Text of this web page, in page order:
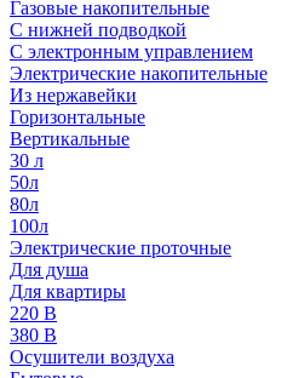
Газовые накопительные
С нижней подводкой
С электронным управлением
Электрические накопительные
Из нержавейки
Горизонтальные
Вертикальные
30 л
50л
80л
100л
Электрические проточные
Для душа
Для квартиры
220 В
380 В
Осушители воздуха